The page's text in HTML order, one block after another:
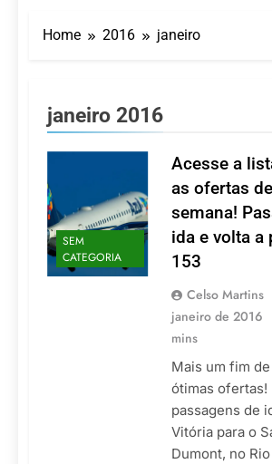
de operação
5 De Agosto De
Salto
novos
fortalece
5 De Agosto De
Toda a
Atrações do
Mini-Europe
4 De Agosto De
Por Dentro
História,
Bruxelas
Home 2016 janeiro
janeiro 2016
SEM
CATEGORIA
Acesse a
as ofertas
semana!
ida e volta a
153
Celso Martins
janeiro de 2016
mins
Mais um fim
ótimas ofertas!
passagens de
Vitória para o
Dumont, no